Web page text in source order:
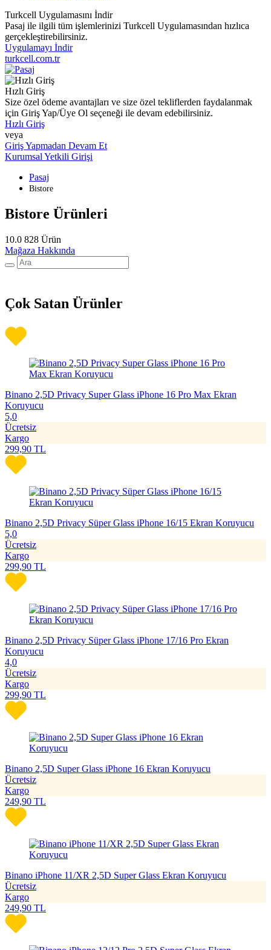
Turkcell Uygulamasını İndir
Pasaj ile ilgili tüm işlemlerinizi Turkcell Uygulamasından hızlıca
gerçekleştirebilirsiniz.
Uygulamayı İndir
turkcell.com.tr
Hızlı Giriş
Size özel ödeme avantajları ve size özel tekliflerden faydalanmak
için Giriş Yap/Üye Ol seçeneği ile devam edebilirsiniz.
Hızlı Giriş
veya
Giriş Yapmadan Devam Et
Kurumsal Yetkili Girişi
Pasaj
Bistore
Bistore Ürünleri
10.0 828 Ürün
Mağaza Hakkında
Çok Satan Ürünler
Binano 2,5D Privacy Super Glass iPhone 16 Pro Max Ekran
Koruyucu
5,0
Ücretsiz
Kargo
299,90 TL
Binano 2,5D Privacy Süper Glass iPhone 16/15 Ekran Koruyucu
5,0
Ücretsiz
Kargo
299,90 TL
Binano 2,5D Privacy Süper Glass iPhone 17/16 Pro Ekran
Koruyucu
4,0
Ücretsiz
Kargo
299,90 TL
Binano 2,5D Super Glass iPhone 16 Ekran Koruyucu
Ücretsiz
Kargo
249,90 TL
Binano iPhone 11/XR 2,5D Super Glass Ekran Koruyucu
Ücretsiz
Kargo
249,90 TL